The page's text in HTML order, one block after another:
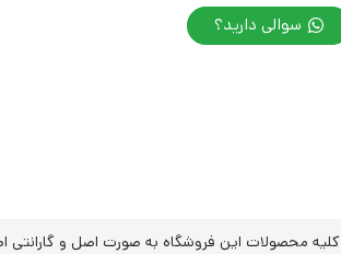
سوالی دارید؟
کلیه محصولات این فروشگاه به صورت اصل و گارانتی